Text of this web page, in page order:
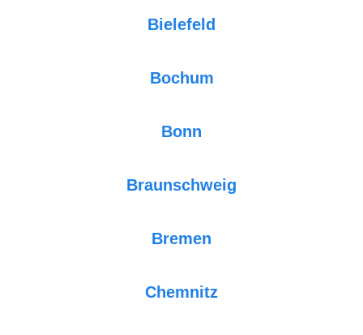
Bielefeld
Bochum
Bonn
Braunschweig
Bremen
Chemnitz